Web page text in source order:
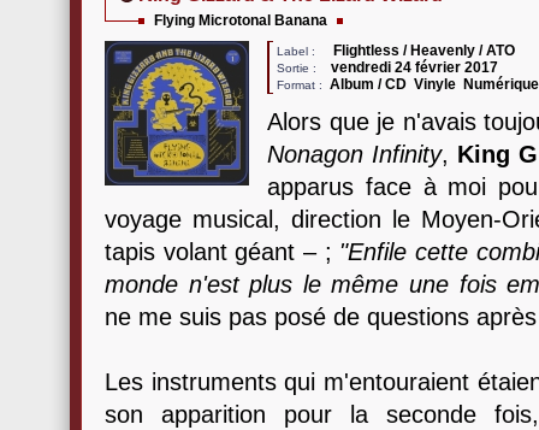
Flying Microtonal Banana
Label : Flightless / Heavenly / ATO
Sortie : vendredi 24 février 2017
Format : Album / CD Vinyle
Alors que je n'avais
Nonagon Infinity, King
apparus face à moi
voyage musical, direction le Moyen-
tapis volant géant – ; "Enfile cette
monde n'est plus le même une fois
ne me suis pas posé de questions
Les instruments qui m'entouraient
son apparition pour la seconde